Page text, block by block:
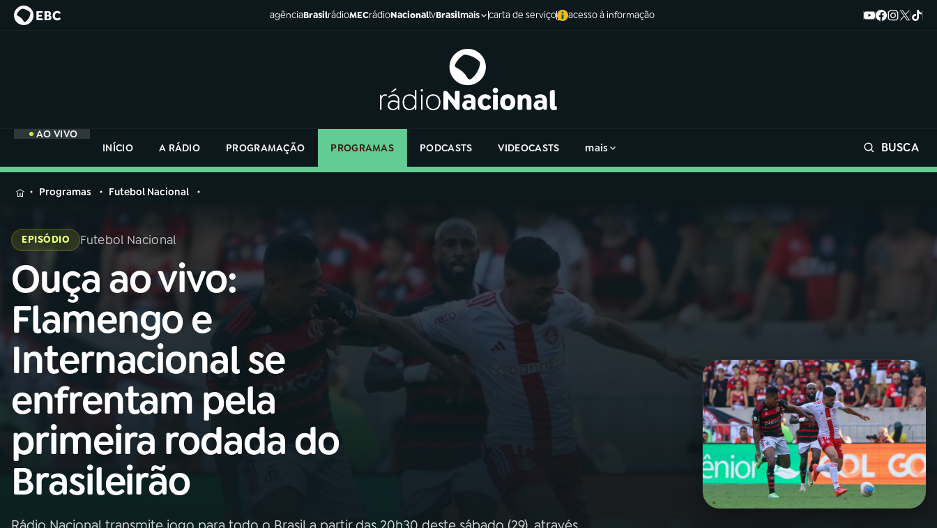
agênciaBrasilrádioMECrádioNacionaltvBrasilmais carta de serviço acesso à informação
AO VIVO
INÍCIO
A RÁDIO PROGRAMAÇÃO PROGRAMAS PODCASTS VIDEOCASTS mais BUSCA
MENU
Buscar
na
Rádio
Nacional
01INÍCIO
02A RÁDIO
PROGRAMAÇÃO
04PROGRAMAS
na
Rádio
Programas Futebol Nacional
EPISÓDIO Futebol Nacional
Ouça ao vivo:
Flamengo e
Internacional se
enfrentam pela
primeira rodada do
Brasileirão